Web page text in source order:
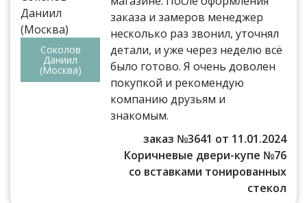
Соколов
Даниил
(Москва)
заказа и замеров менеджер
несколько раз звонил, уточнял
детали, и уже через неделю всё
было готово. Я очень доволен
покупкой и рекомендую
компанию друзьям и
знакомым.
заказ №3641 от 11.01.2024
Коричневые двери-купе №76
со вставками тонированных
стекол